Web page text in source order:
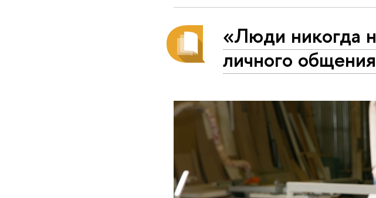
«Люди никогда
личного